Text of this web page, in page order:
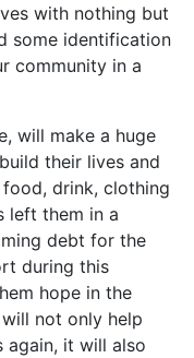
with nothing but
some identification
community in a
will make a huge
their lives and
drink, clothing
left them in a
debt for the
during this
hope in the
not only help
again, it will also